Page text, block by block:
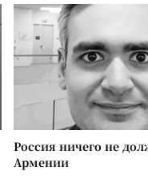
Россия ничего не
Армении